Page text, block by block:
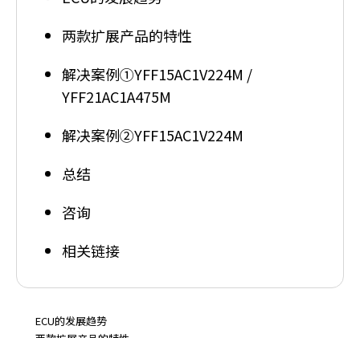
两款扩展产品的特性
解决案例①YFF15AC1V224M /
YFF21AC1A475M
解决案例②YFF15AC1V224M
总结
咨询
相关链接
ECU的发展趋势